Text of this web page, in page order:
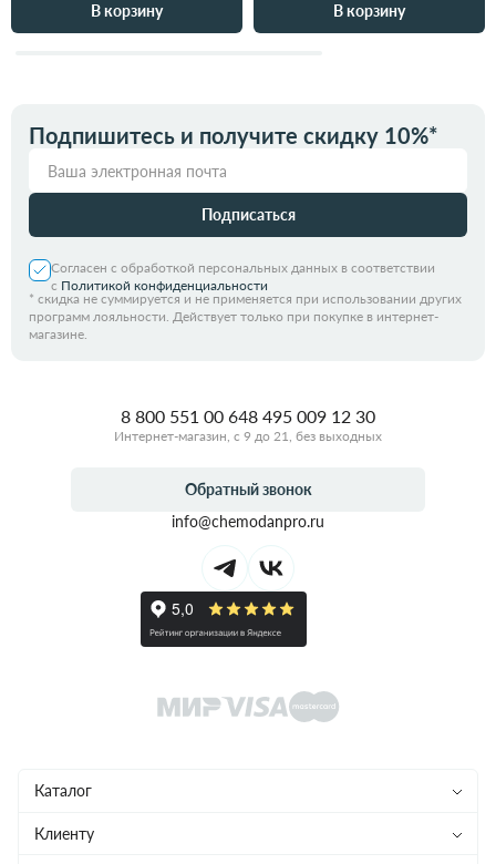
В корзину В корзину
Подпишитесь и получите скидку 10%*
Подписаться
Согласен с обработкой персональных данных в соответствии
с Политикой конфиденциальности
* скидка не суммируется и не применяется при использовании других
программ лояльности. Действует только при покупке в интернет-
магазине.
Каталог
Чемоданы
Клиенту
8 800 551 00 648 495 009 12 30
Интернет-магазин, с 9 до 21, без выходных
Обратный звонок
info@chemodanpro.ru